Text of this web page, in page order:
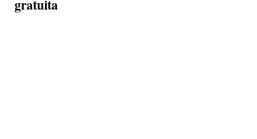
gratuita